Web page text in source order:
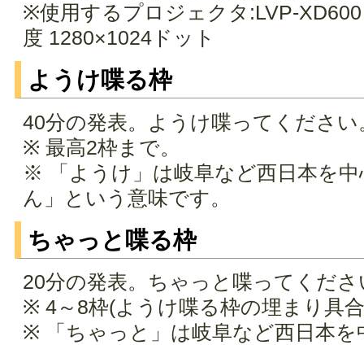
※使用するプロジェクタ:LVP-
度 1280×1024ドット
ようけ喋る枠
40分の発表。ようけ喋ってください
※ 最高2枠まで。
※ 「ようけ」は岐阜など西日本を
ん」という意味です。
ちゃっと喋る枠
20分の発表。ちゃっと喋ってくださ
※ 4～8枠(ようけ喋る枠の埋まり具
※ 「ちゃっと」は岐阜など西日本